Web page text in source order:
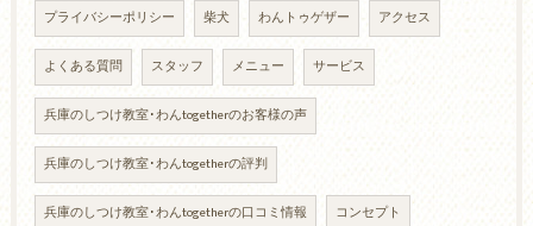
プライバシーポリシー 柴犬 わんトゥゲザー アクセス
よくある質問 スタッフ メニュー サービス
兵庫のしつけ教室･わんtogetherのお客様の声
兵庫のしつけ教室･わんtogetherの評判
兵庫のしつけ教室･わんtogetherの口コミ情報 コンセプト